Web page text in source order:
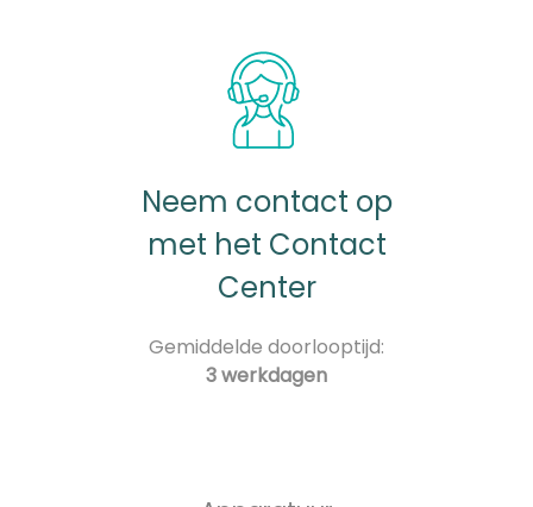
Neem contact op
met het Contact
Center
Gemiddelde doorlooptijd:
3 werkdagen